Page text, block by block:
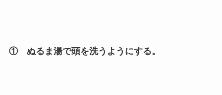
① ぬるま湯で頭を洗うようにする。